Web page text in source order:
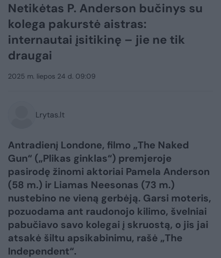
Netikėtas P. Anderson bučinys su
kolega pakurstė aistras:
internautai įsitikinę – jie ne tik
draugai
2025 m. liepos 24 d. 09:09
Lrytas.lt
Antradienį Londone, filmo „The Naked
Gun“ („Plikas ginklas“) premjeroje
pasirodę žinomi aktoriai Pamela Anderson
(58 m.) ir Liamas Neesonas (73 m.)
nustebino ne vieną gerbėją. Garsi moteris,
pozuodama ant raudonojo kilimo, švelniai
pabučiavo savo kolegai į skruostą, o jis jai
atsakė šiltu apsikabinimu, rašė „The
Independent“.